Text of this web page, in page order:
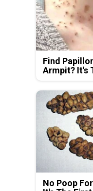
Find
Armpit? It's
No Poop